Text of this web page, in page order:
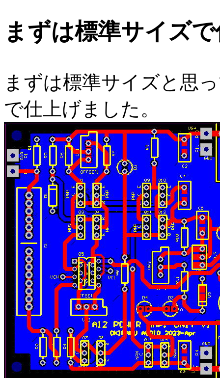
まずは標準サイズ
まずは標準サイズと思
で仕上げました。